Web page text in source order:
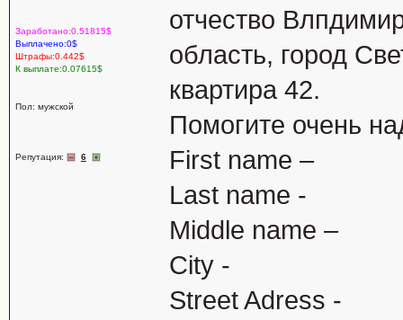
Заработано:0.51815$
Выплачено:0$
Штрафы:0.442$
К выплате:0.07615$
Пол: мужской
Репутация: 6
отчество
область, город
квартира 42.
Помогите очень
First name –
Last name -
Middle name –
City -
Street Adress -